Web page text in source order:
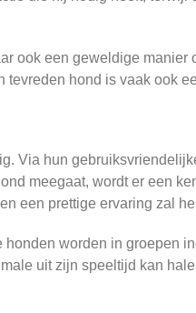
ook een geweldige manier
hond is vaak ook
Via hun
meegaat, wordt er een
een prettige ervaring zal
worden in groepen
uit zijn speeltijd kan